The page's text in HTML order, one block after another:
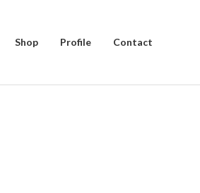
Shop Profile Contact